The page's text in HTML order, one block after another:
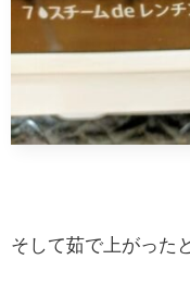
そして茹で上がった